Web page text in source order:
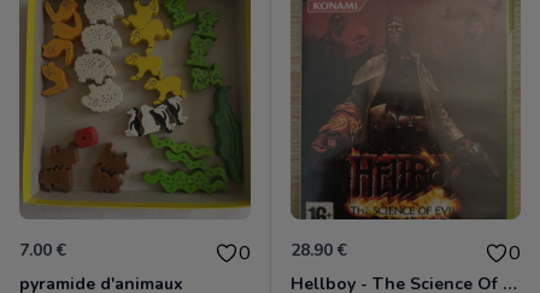
7.00 € 0
pyramide d'animaux
28.90 € 0
Hellboy - The Science Of Evil Xbox 360